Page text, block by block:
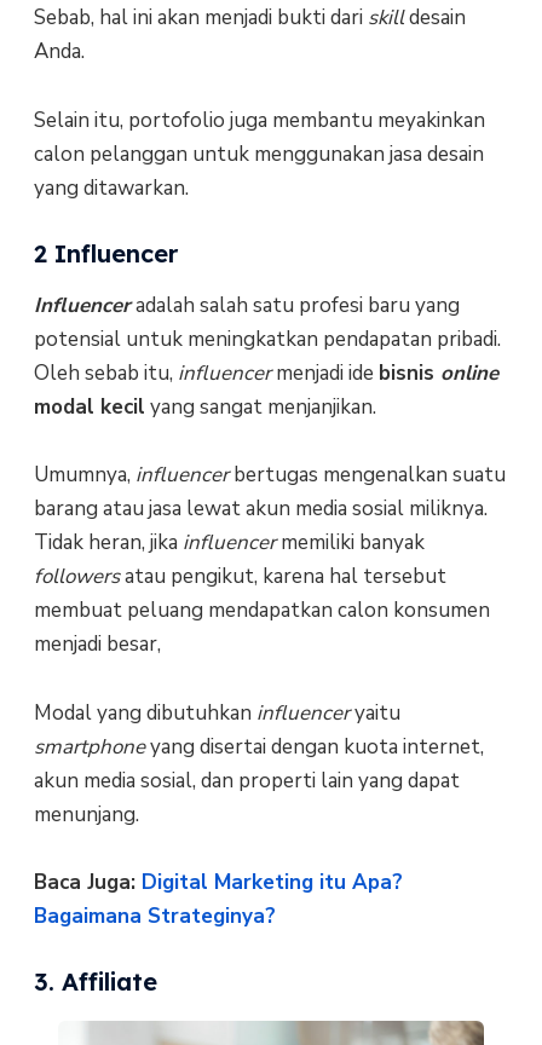
Sebab, hal ini akan menjadi bukti dari skilldesain
Anda.
Selain itu, portofolio juga membantu meyakinkan
calon pelanggan untuk menggunakan jasa desain
yang ditawarkan.
2 Influencer
Influenceradalah salah satu profesi baru yang
potensial untuk meningkatkan pendapatan pribadi.
Oleh sebab itu, influencermenjadi ide bisnis online
modal kecil yang sangat menjanjikan.
Umumnya, influencerbertugas mengenalkan suatu
barang atau jasa lewat akun media sosial miliknya.
Tidak heran, jika influencermemiliki banyak
followersatau pengikut, karena hal tersebut
membuat peluang mendapatkan calon konsumen
menjadi besar,
Modal yang dibutuhkan influenceryaitu
smartphoneyang disertai dengan kuota internet,
akun media sosial, dan properti lain yang dapat
menunjang.
Baca Juga: Digital Marketing itu Apa?
Bagaimana Strateginya?
3. Affiliate